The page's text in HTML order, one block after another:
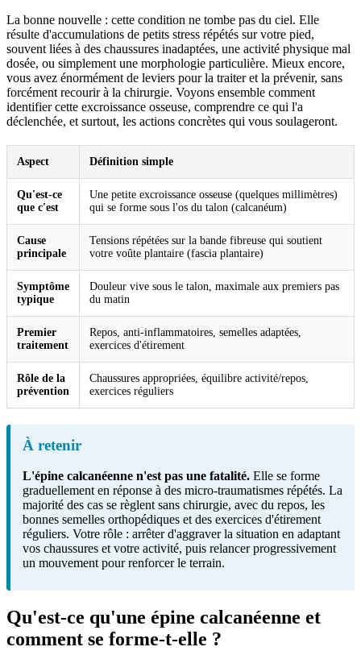
La bonne nouvelle : cette condition ne tombe pas du ciel. Elle
résulte d'accumulations de petits stress répétés sur votre pied,
souvent liées à des chaussures inadaptées, une activité physique mal
dosée, ou simplement une morphologie particulière. Mieux encore,
vous avez énormément de leviers pour la traiter et la prévenir, sans
forcément recourir à la chirurgie. Voyons ensemble comment
identifier cette excroissance osseuse, comprendre ce qui l'a
déclenchée, et surtout, les actions concrètes qui vous soulageront.
Aspect Définition simple
Qu'est-ce
que c'est
Une petite excroissance osseuse (quelques millimètres)
qui se forme sous l'os du talon (calcanéum)
Cause
principale
Tensions répétées sur la bande fibreuse qui soutient
votre voûte plantaire (fascia plantaire)
Symptôme
typique
Douleur vive sous le talon, maximale aux premiers pas
du matin
Premier
traitement
Repos, anti-inflammatoires, semelles adaptées,
exercices d'étirement
Rôle de la
prévention
Chaussures appropriées, équilibre activité/repos,
exercices réguliers
À retenir
L'épine calcanéenne n'est pas une fatalité. Elle se forme
graduellement en réponse à des micro-traumatismes répétés. La
majorité des cas se règlent sans chirurgie, avec du repos, les
bonnes semelles orthopédiques et des exercices d'étirement
réguliers. Votre rôle : arrêter d'aggraver la situation en adaptant
vos chaussures et votre activité, puis relancer progressivement
un mouvement pour renforcer le terrain.
Qu'est-ce qu'une épine calcanéenne et
comment se forme-t-elle ?